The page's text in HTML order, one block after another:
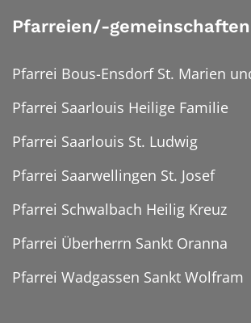
Pfarreien/-gemeinschaften
Pfarrei Bous-Ensdorf St. Marien
Pfarrei Saarlouis Heilige Familie
Pfarrei Saarlouis St. Ludwig
Pfarrei Saarwellingen St. Josef
Pfarrei Schwalbach Heilig Kreuz
Pfarrei Überherrn Sankt Oranna
Pfarrei Wadgassen Sankt Wolfram